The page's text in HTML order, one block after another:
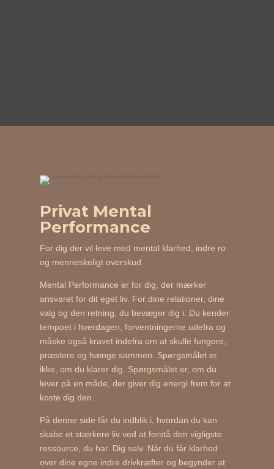
Privat Mental
Performance
For dig der vil leve med mental klarhed, indre ro
og menneskeligt overskud.
Mental Performance er for dig, der mærker
ansvaret for dit eget liv. For dine relationer, dine
valg og den retning, du bevæger dig i. Du kender
tempoet i hverdagen, forventningerne udefra og
måske også kravet indefra om at skulle fungere,
præstere og hænge sammen. Spørgsmålet er
ikke, om du klarer dig. Spørgsmålet er, om du
lever på en måde, der giver dig energi frem for at
koste dig den.
På denne side får du indblik i, hvordan du kan
skabe et stærkere liv ved at forstå den vigtigste
ressource, du har. Dig selv. Når du får klarhed
over dine egne indre drivkræfter og begynder at